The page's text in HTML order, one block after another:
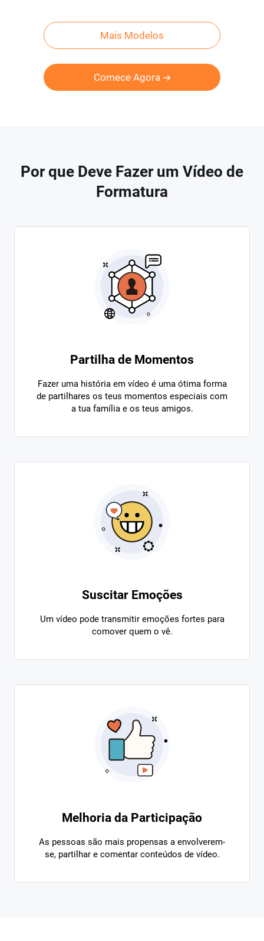
Mais Modelos
Comece Agora
Por que Deve Fazer um Vídeo de
Formatura
Partilha de Momentos
Fazer uma história em vídeo é uma ótima forma
de partilhares os teus momentos especiais com
a tua família e os teus amigos.
Suscitar Emoções
Um vídeo pode transmitir emoções fortes para
comover quem o vê.
Melhoria da Participação
As pessoas são mais propensas a envolverem-
se, partilhar e comentar conteúdos de vídeo.